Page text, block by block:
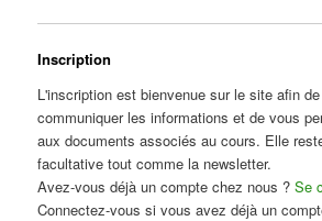
Inscription
L'inscription est bienvenue sur le site afin
communiquer les informations et de vous
aux documents associés au cours. Elle
facultative tout comme la newsletter.
Avez-vous déjà un compte chez nous ?Se
Connectez-vous si vous avez déjà un